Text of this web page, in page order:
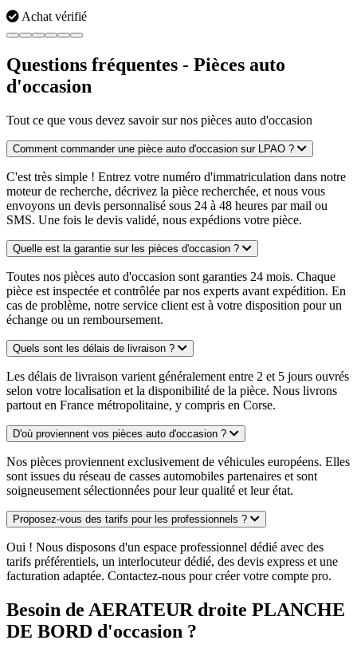
Achat vérifié
Questions fréquentes - Pièces auto
d'occasion
Tout ce que vous devez savoir sur nos pièces auto d'occasion
Comment commander une pièce auto d'occasion sur LPAO ?
C'est très simple ! Entrez votre numéro d'immatriculation dans notre
moteur de recherche, décrivez la pièce recherchée, et nous vous
envoyons un devis personnalisé sous 24 à 48 heures par mail ou
SMS. Une fois le devis validé, nous expédions votre pièce.
Quelle est la garantie sur les pièces d'occasion ?
Toutes nos pièces auto d'occasion sont garanties 24 mois. Chaque
pièce est inspectée et contrôlée par nos experts avant expédition. En
cas de problème, notre service client est à votre disposition pour un
échange ou un remboursement.
Quels sont les délais de livraison ?
Les délais de livraison varient généralement entre 2 et 5 jours ouvrés
selon votre localisation et la disponibilité de la pièce. Nous livrons
partout en France métropolitaine, y compris en Corse.
D'où proviennent vos pièces auto d'occasion ?
Nos pièces proviennent exclusivement de véhicules européens. Elles
sont issues du réseau de casses automobiles partenaires et sont
soigneusement sélectionnées pour leur qualité et leur état.
Proposez-vous des tarifs pour les professionnels ?
Oui ! Nous disposons d'un espace professionnel dédié avec des
tarifs préférentiels, un interlocuteur dédié, des devis express et une
facturation adaptée. Contactez-nous pour créer votre compte pro.
Besoin de AERATEUR droite PLANCHE
DE BORD d'occasion ?